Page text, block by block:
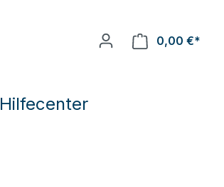
0,00 €*
Hilfecenter